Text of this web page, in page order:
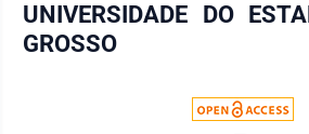
UNIVERSIDADE DO
GROSSO